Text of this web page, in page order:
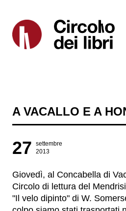
A VACALLO E A
27
settembre
2013
Giovedì, al Concabella di
Circolo di lettura del
"Il velo dipinto" di W.